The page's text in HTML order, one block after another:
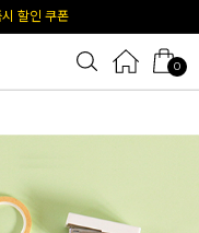
제 할인 받기
0